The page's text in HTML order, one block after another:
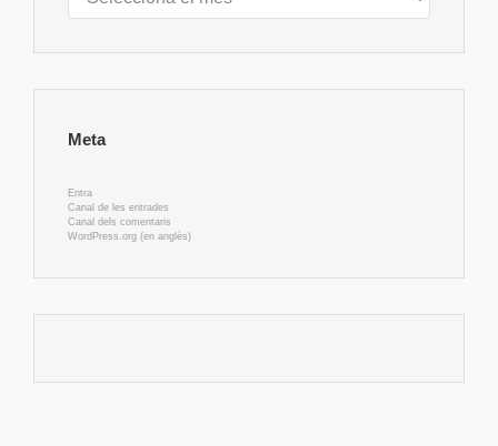
Meta
Entra
Canal de les entrades
Canal dels comentaris
WordPress.org (en anglès)